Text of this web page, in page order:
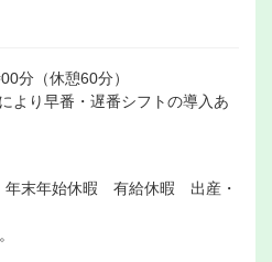
分（休憩60分）
り早番・遅番シフトの導入あ
末年始休暇 有給休暇 出産・